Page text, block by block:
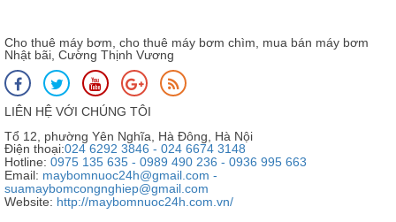
Cho thuê máy bơm, cho thuê máy bơm chìm, mua bán máy bơm
Nhật bãi, Cường Thịnh Vương
LIÊN HỆ VỚI CHÚNG TÔI
Tổ 12, phường Yên Nghĩa, Hà Đông, Hà Nội
Điện thoại:024 6292 3846 - 024 6674 3148
Hotline: 0975 135 635 - 0989 490 236 - 0936 995 663
Email: maybomnuoc24h@gmail.com -
suamaybomcongnghiep@gmail.com
Website: http://maybomnuoc24h.com.vn/